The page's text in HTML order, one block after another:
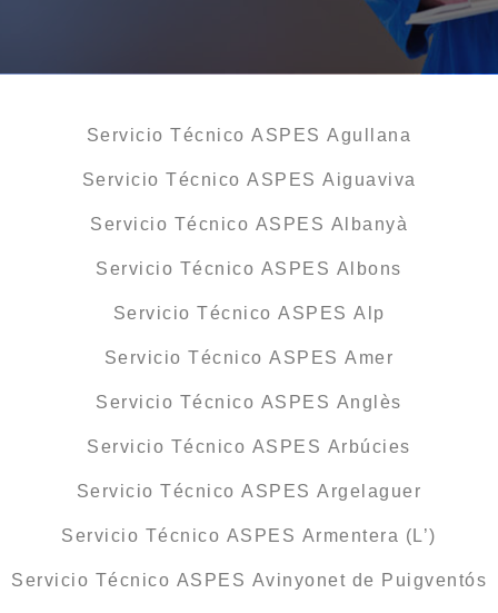
Servicio Técnico ASPES Agullana
Servicio Técnico ASPES Aiguaviva
Servicio Técnico ASPES Albanyà
Servicio Técnico ASPES Albons
Servicio Técnico ASPES Alp
Servicio Técnico ASPES Amer
Servicio Técnico ASPES Anglès
Servicio Técnico ASPES Arbúcies
Servicio Técnico ASPES Argelaguer
Servicio Técnico ASPES Armentera (L’)
Servicio Técnico ASPES Avinyonet de Puigventós